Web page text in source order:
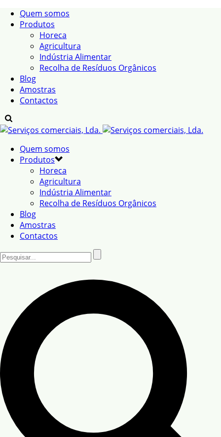
Quem somos
Produtos
Horeca
Agricultura
Indústria Alimentar
Recolha de Resíduos Orgânicos
Blog
Amostras
Contactos
Quem somos
Produtos
Horeca
Agricultura
Indústria Alimentar
Recolha de Resíduos Orgânicos
Blog
Amostras
Contactos